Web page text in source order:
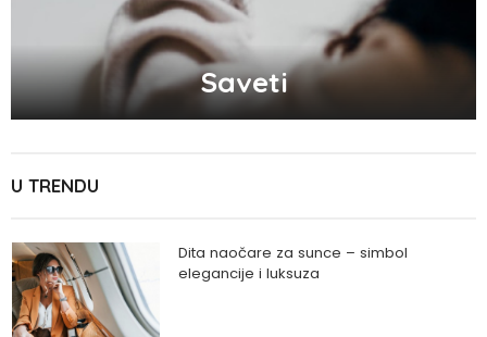
Saveti
U TRENDU
Dita naočare za sunce – simbol
elegancije i luksuza